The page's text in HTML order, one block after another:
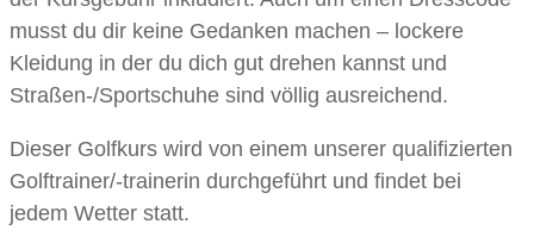
musst du dir keine Gedanken machen – lockere
Kleidung in der du dich gut drehen kannst und
Straßen-/Sportschuhe sind völlig ausreichend.
Dieser Golfkurs wird von einem unserer qualifizierten
Golftrainer/-trainerin durchgeführt und findet bei
jedem Wetter statt.